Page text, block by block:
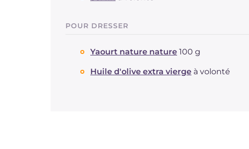
POUR DRESSER
Yaourt nature nature 100 g
Huile d'olive extra vierge à volonté